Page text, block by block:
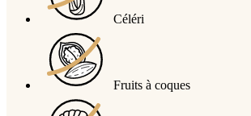
Céléri
Fruits à coques